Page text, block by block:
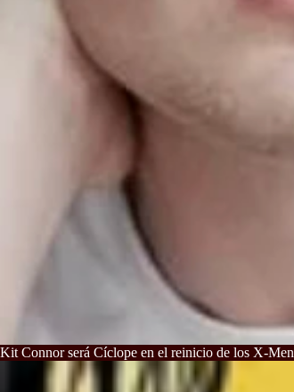
Kit Connor será Cíclope en el reinicio de los X-Men